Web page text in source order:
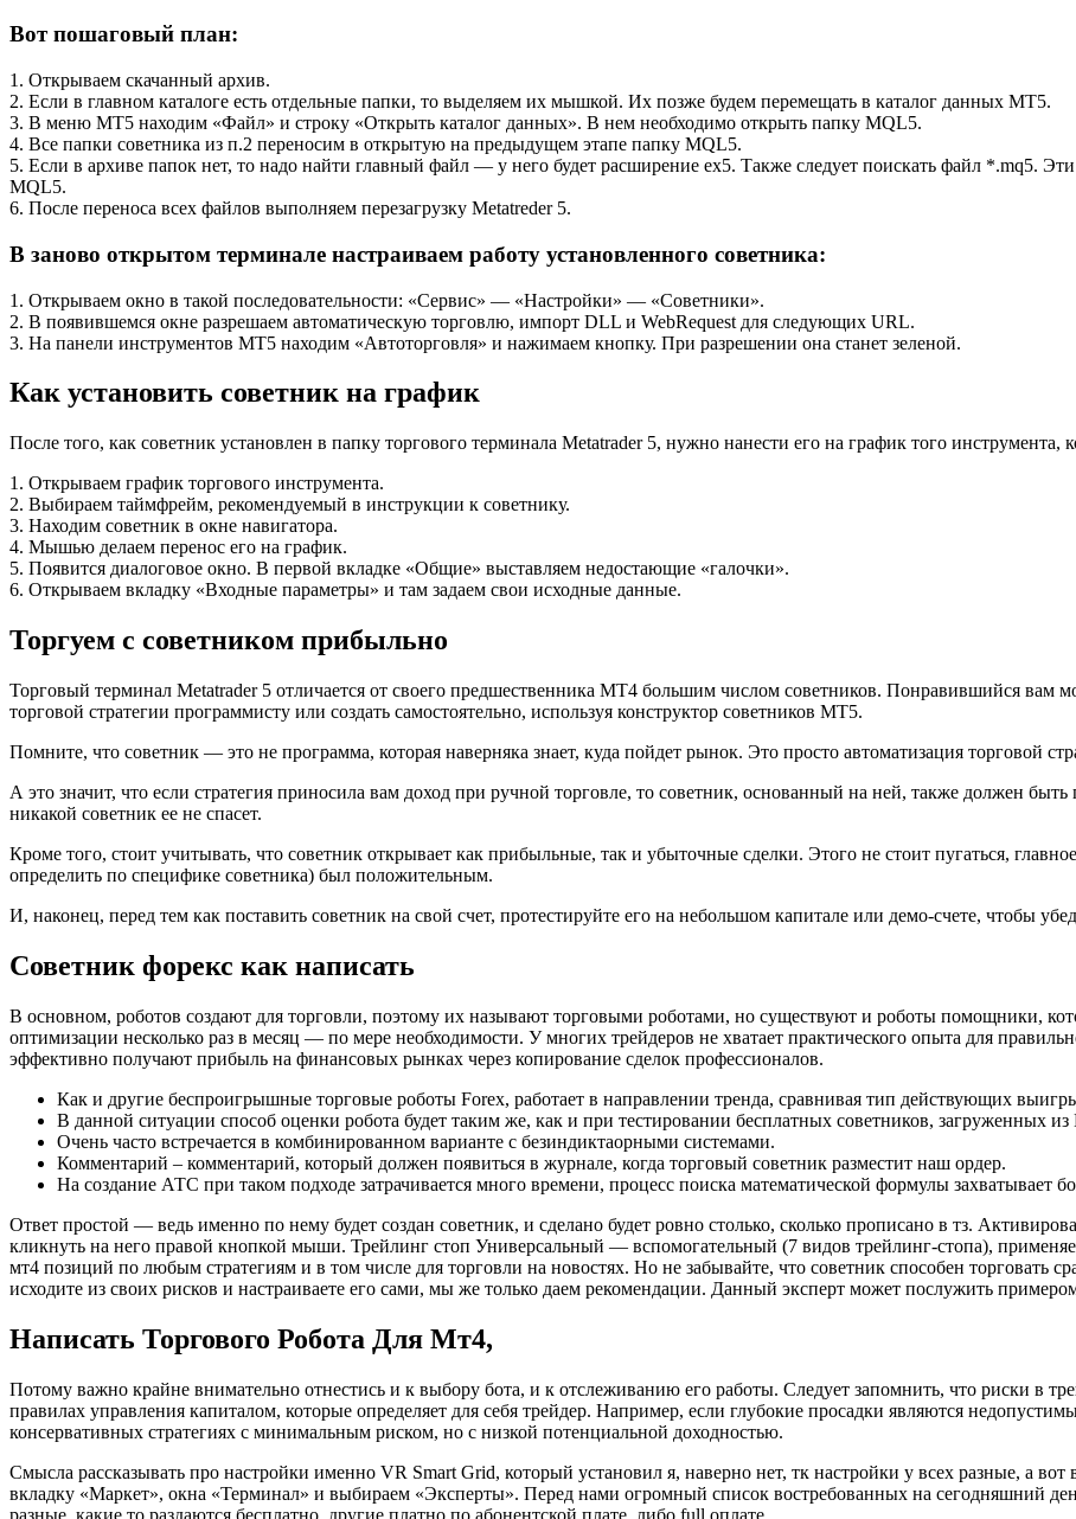
Вот пошаговый план:
1. Открываем скачанный архив.
2. Если в главном каталоге есть отдельные папки, то выделяем их мышкой. Их позже будем перемещать в каталог данных MT5.
3. В меню MT5 находим «Файл» и строку «Открыть каталог данных». В нем необходимо открыть папку MQL5.
4. Все папки советника из п.2 переносим в открытую на предыдущем этапе папку MQL5.
5. Если в архиве папок нет, то надо найти главный файл — у него будет расширение ex5. Также следует поискать файл *.mq5.
MQL5.
6. После переноса всех файлов выполняем перезагрузку Metatreder 5.
В заново открытом терминале настраиваем работу установленного советника:
1. Открываем окно в такой последовательности: «Сервис» — «Настройки» — «Советники».
2. В появившемся окне разрешаем автоматическую торговлю, импорт DLL и WebRequest для следующих URL.
3. На панели инструментов МТ5 находим «Автоторговля» и нажимаем кнопку. При разрешении она станет зеленой.
Как установить советник на график
После того, как советник установлен в папку торгового терминала Metatrader 5, нужно нанести его на график того инструмента,
1. Открываем график торгового инструмента.
2. Выбираем таймфрейм, рекомендуемый в инструкции к советнику.
3. Находим советник в окне навигатора.
4. Мышью делаем перенос его на график.
5. Появится диалоговое окно. В первой вкладке «Общие» выставляем недостающие «галочки».
6. Открываем вкладку «Входные параметры» и там задаем свои исходные данные.
Торгуем с советником прибыльно
Торговый терминал Metatrader 5 отличается от своего предшественника MT4 большим числом советников. Понравившийся вам
торговой стратегии программисту или создать самостоятельно, используя конструктор советников MT5.
Помните, что советник — это не программа, которая наверняка знает, куда пойдет рынок. Это просто автоматизация торговой
А это значит, что если стратегия приносила вам доход при ручной торговле, то советник, основанный на ней, также должен
никакой советник ее не спасет.
Кроме того, стоит учитывать, что советник открывает как прибыльные, так и убыточные сделки. Этого не стоит пугаться,
определить по специфике советника) был положительным.
И, наконец, перед тем как поставить советник на свой счет, протестируйте его на небольшом капитале или демо-счете, чтобы
Советник форекс как написать
В основном, роботов создают для торговли, поэтому их называют торговыми роботами, но существуют и роботы помощники,
оптимизации несколько раз в месяц — по мере необходимости. У многих трейдеров не хватает практического опыта для
эффективно получают прибыль на финансовых рынках через копирование сделок профессионалов.
Как и другие беспроигрышные торговые роботы Forex, работает в направлении тренда, сравнивая тип действующих
В данной ситуации способ оценки робота будет таким же, как и при тестировании бесплатных советников, загруженных из
Очень часто встречается в комбинированном варианте с безиндиктаорными системами.
Комментарий – комментарий, который должен появиться в журнале, когда торговый советник разместит наш ордер.
На создание АТС при таком подходе затрачивается много времени, процесс поиска математической формулы захватывает
Ответ простой — ведь именно по нему будет создан советник, и сделано будет ровно столько, сколько прописано в тз.
кликнуть на него правой кнопкой мыши. Трейлинг стоп Универсальный — вспомогательный (7 видов трейлинг-стопа),
мт4 позиций по любым стратегиям и в том числе для торговли на новостях. Но не забывайте, что советник способен торговать
исходите из своих рисков и настраиваете его сами, мы же только даем рекомендации. Данный эксперт может послужить
Написать Торгового Робота Для Мт4,
Потому важно крайне внимательно отнестись и к выбору бота, и к отслеживанию его работы. Следует запомнить, что риски в
правилах управления капиталом, которые определяет для себя трейдер. Например, если глубокие просадки являются
консервативных стратегиях с минимальным риском, но с низкой потенциальной доходностью.
Смысла рассказывать про настройки именно VR Smart Grid, который установил я, наверно нет, тк настройки у всех разные, а
вкладку «Маркет», окна «Терминал» и выбираем «Эксперты». Перед нами огромный список востребованных на сегодняшний
разные, какие то раздаются бесплатно, другие платно по абонентской плате, либо full оплате.